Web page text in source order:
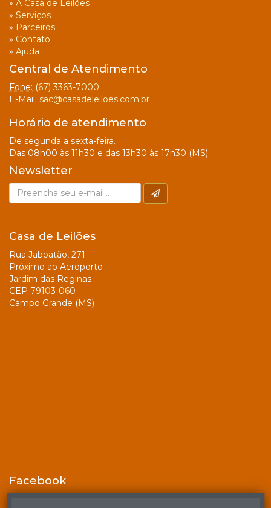
» A Casa de Leilões
» Serviços
» Parceiros
» Contato
» Ajuda
Central de Atendimento
Fone: (67) 3363-7000
E-Mail: sac@casadeleiloes.com.br
Horário de atendimento
De segunda a sexta-feira.
Das 08h00 às 11h30 e das 13h30 às 17h30 (MS).
Newsletter
Casa de Leilões
Rua Jaboatão, 271
Próximo ao Aeroporto
Jardim das Reginas
CEP 79103-060
Campo Grande (MS)
Facebook